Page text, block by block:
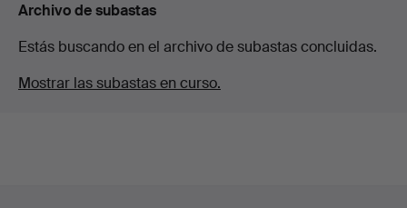
Archivo de subastas
Estás buscando en el archivo de subastas concluidas.
Mostrar las subastas en curso.